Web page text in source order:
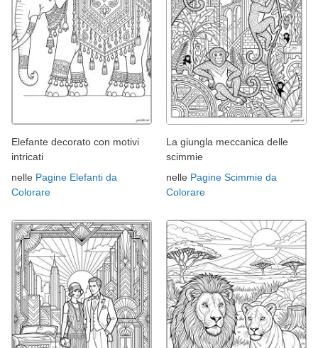
Elefante decorato con motivi
intricati
nelle Pagine Elefanti da
Colorare
La giungla meccanica delle
scimmie
nelle Pagine Scimmie da
Colorare